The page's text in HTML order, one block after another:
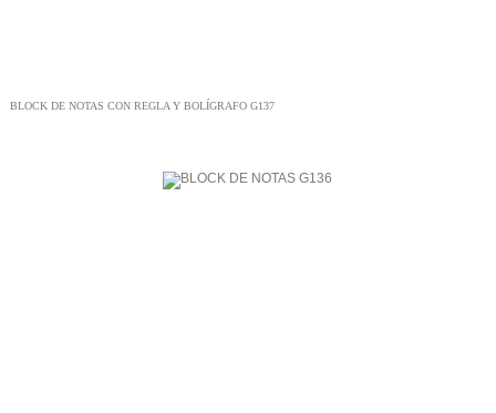
BLOCK DE NOTAS CON REGLA Y BOLÍGRAFO G137